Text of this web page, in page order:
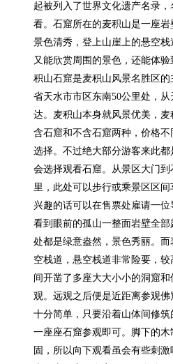
起被列入了世界文化遗产名录
看。石窟所在的麦积山是一座岩
景色清秀，登上山崖上的悬空栈
又能欣赏周围的景色，还能体
积山石窟是麦积山风景名胜区
省天水市市区东南50公里处，
达。麦积山本身就风景优美，
含石窟和不含石窟两种，价格
选择。不过绝大部分游客来此
会选择观看石窟。从景区大门
里，此处可以步行或乘景区区
兴趣的话可以在售票处雇请一
看到眼前的孤山一整面岩壁全
处都是绿意盎然，景色秀丽。
空栈道，悬空栈道非常险要，
间开凿了多座大大小小的洞窟
观。远观之后便是近距离参观
十分简单，只要沿着山体间修
一座座石窟参观即可。脚下的
固，所以向下观看虽会有些刺激